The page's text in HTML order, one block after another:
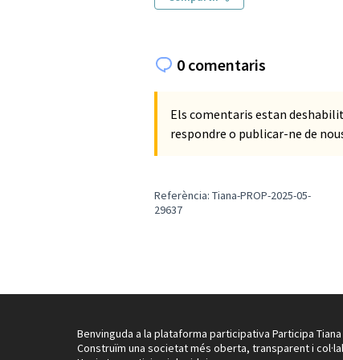
0 comentaris
Els comentaris estan
respondre o publicar-ne de
Referència: Tiana-PROP-2025-05-
29637
Benvinguda a la plataforma participativa Participa Tiana
Construïm una societat més oberta, transparent i